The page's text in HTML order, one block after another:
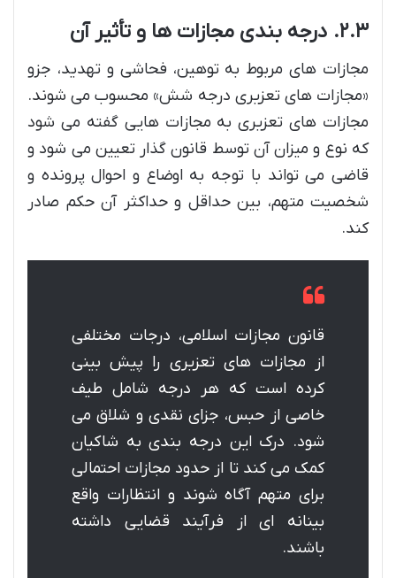
۲.۳. درجه بندی مجازات ها و تأثیر آن
مجازات های مربوط به توهین، فحاشی و تهدید، جزو
«مجازات های تعزیری درجه شش» محسوب می شوند.
مجازات های تعزیری به مجازات هایی گفته می شود
که نوع و میزان آن توسط قانون گذار تعیین می شود و
قاضی می تواند با توجه به اوضاع و احوال پرونده و
شخصیت متهم، بین حداقل و حداکثر آن حکم صادر
کند.
قانون مجازات اسلامی، درجات مختلفی
از مجازات های تعزیری را پیش بینی
کرده است که هر درجه شامل طیف
خاصی از حبس، جزای نقدی و شلاق می
شود. درک این درجه بندی به شاکیان
کمک می کند تا از حدود مجازات احتمالی
برای متهم آگاه شوند و انتظارات واقع
بینانه ای از فرآیند قضایی داشته
باشند.